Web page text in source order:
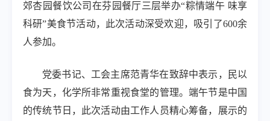
郊杏园餐饮公司在芬园餐厅三层举办“粽情端午 味享
科研”美食节活动，此次活动深受欢迎，吸引了600余
人参加。
党委书记、工会主席范青华在致辞中表示，民以
食为天，化学所非常重视食堂的管理。端午节是中国
的传统节日，此次活动由工作人员精心筹备，展示的